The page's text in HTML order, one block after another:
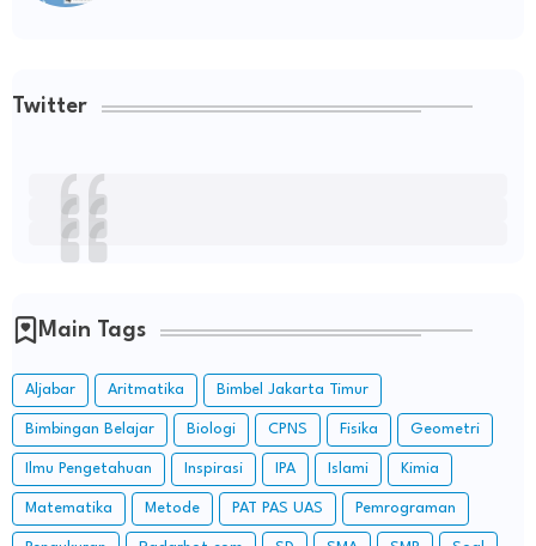
Twitter
Main Tags
Aljabar Aritmatika Bimbel Jakarta Timur
Bimbingan Belajar Biologi CPNS Fisika Geometri
Ilmu Pengetahuan Inspirasi IPA Islami Kimia
Matematika Metode PAT PAS UAS Pemrograman